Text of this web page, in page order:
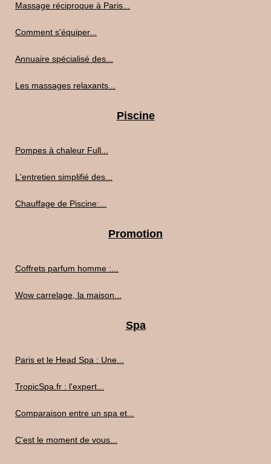
Massage réciproque à Paris...
Comment s'équiper...
Annuaire spécialisé des...
Les massages relaxants...
Piscine
Pompes à chaleur Full...
L'entretien simplifié des...
Chauffage de Piscine:...
Promotion
Coffrets parfum homme :...
Wow carrelage, la maison...
Spa
Paris et le Head Spa : Une...
TropicSpa.fr : l'expert...
Comparaison entre un spa et...
C'est le moment de vous...